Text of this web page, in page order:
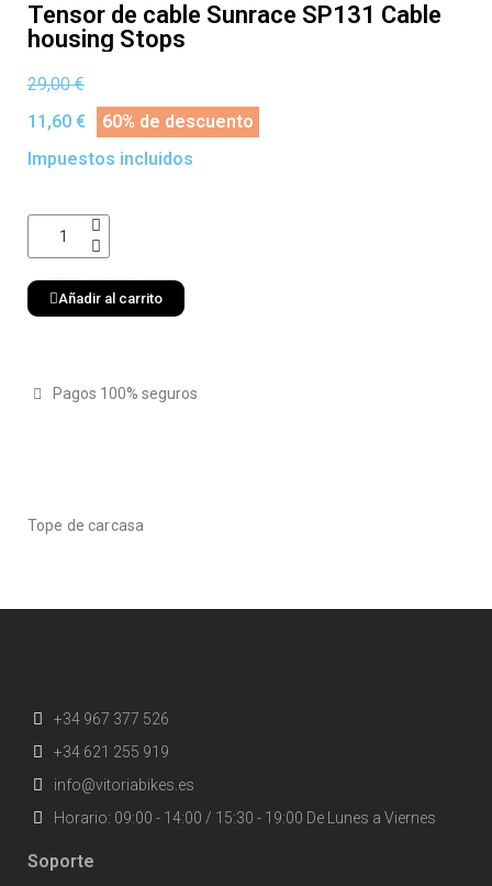
Tensor de cable Sunrace SP131 Cable
housing Stops
29,00 €
11,60 €
60% de descuento
Impuestos incluidos
Añadir al carrito
Pagos 100% seguros
Tope de carcasa
+34 967 377 526
+34 621 255 919
info@vitoriabikes.es
Horario: 09:00 - 14:00 / 15:30 - 19:00 De Lunes a Viernes
Soporte